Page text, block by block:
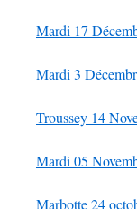
Mardi 17
Mardi 3
Troussey 14
Mardi 05
Marbotte 24